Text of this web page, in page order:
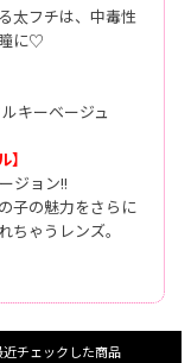
太フチは、中毒性
に♡
キーベージュ
】
ジョン!!
子の魅力をさらに
ゃうレンズ。
近チェックした商品